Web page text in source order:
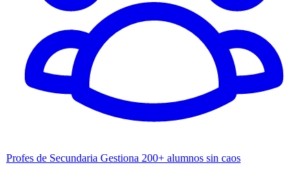
Profes de Secundaria Gestiona 200+ alumnos sin caos